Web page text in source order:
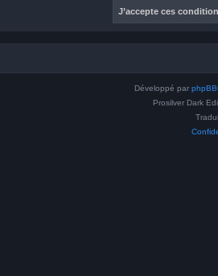
Développé par phpBB
Prosilver Dark